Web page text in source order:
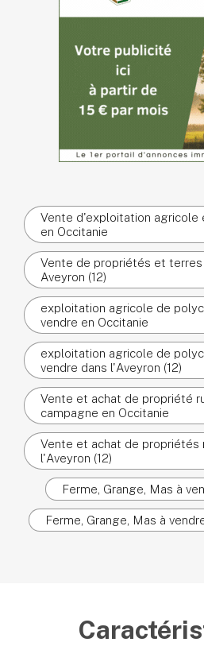
Vente d'exploitation agricole
en Occitanie
Vente de propriétés et
Aveyron (12)
exploitation agricole de
vendre en Occitanie
exploitation agricole de
vendre dans l'Aveyron (12)
Vente et achat de propriété
campagne en Occitanie
Vente et achat de propriétés
l'Aveyron (12)
Ferme, Grange, Mas à
Ferme, Grange, Mas à